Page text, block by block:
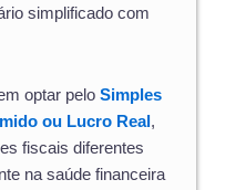
simplificado com
optar pelo Simples
ou Lucro Real ,
fiscais diferentes
na saúde financeira